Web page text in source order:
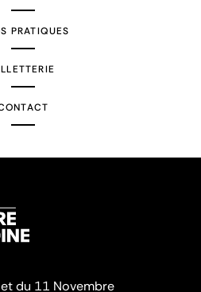
PRATIQUES
du 11 Novembre